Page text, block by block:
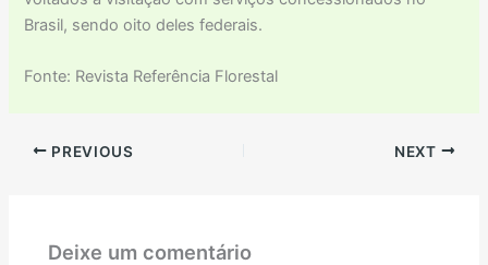
Brasil, sendo oito deles federais.
Fonte: Revista Referência Florestal
PREVIOUS NEXT
Deixe um comentário